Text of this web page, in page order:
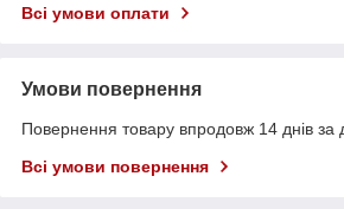
Всі умови оплати
Умови повернення
Повернення товару впродовж 14 днів за
Всі умови повернення